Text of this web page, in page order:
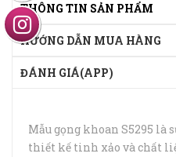
THÔNG TIN SẢN PHẨM
HƯỚNG DẪN MUA HÀNG
ĐÁNH GIÁ(APP)
Mẫu gọng khoan S5295 là
thiết kế tinh xảo và chất